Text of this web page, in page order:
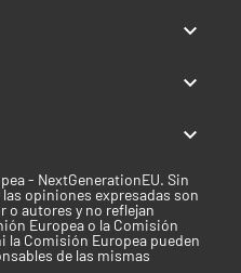



- NextGenerationEU. Sin
opiniones expresadas son
o autores y no reflejan
Europea o la Comisión
la Comisión Europea pueden
de las mismas